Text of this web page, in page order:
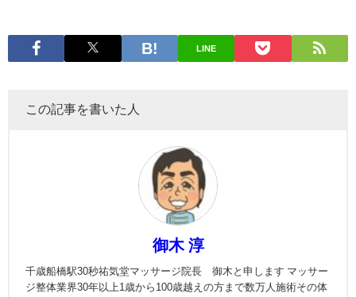
LINE
この記事を書いた人
御木 淳
千歳船橋駅30秒祐気堂マッサージ院長 御木と申します マッサー
ジ整体業界30年以上1歳から100歳越えの方まで数万人施術その体